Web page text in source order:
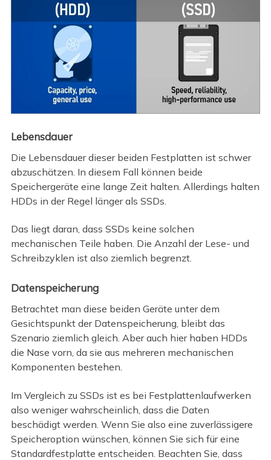
Lebensdauer
Die Lebensdauer dieser beiden Festplatten ist schwer
abzuschätzen. In diesem Fall können beide
Speichergeräte eine lange Zeit halten. Allerdings halten
HDDs in der Regel länger als SSDs.
Das liegt daran, dass SSDs keine solchen
mechanischen Teile haben. Die Anzahl der Lese- und
Schreibzyklen ist also ziemlich begrenzt.
Datenspeicherung
Betrachtet man diese beiden Geräte unter dem
Gesichtspunkt der Datenspeicherung, bleibt das
Szenario ziemlich gleich. Aber auch hier haben HDDs
die Nase vorn, da sie aus mehreren mechanischen
Komponenten bestehen.
Im Vergleich zu SSDs ist es bei Festplattenlaufwerken
also weniger wahrscheinlich, dass die Daten
beschädigt werden. Wenn Sie also eine zuverlässigere
Speicheroption wünschen, können Sie sich für eine
Standardfestplatte entscheiden. Beachten Sie, dass